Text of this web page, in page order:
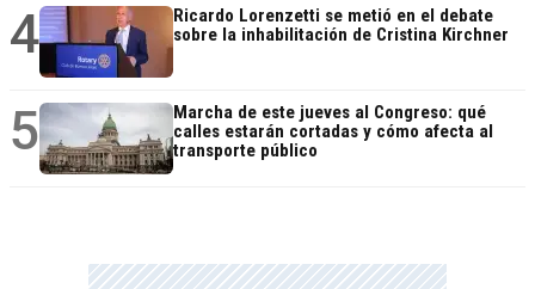
4
Ricardo Lorenzetti se metió en el debate
sobre la inhabilitación de Cristina Kirchner
5
Marcha de este jueves al Congreso: qué
calles estarán cortadas y cómo afecta al
transporte público